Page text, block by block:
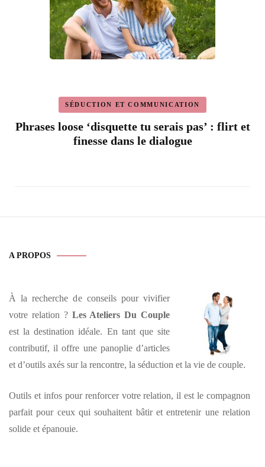
SÉDUCTION ET COMMUNICATION
Phrases loose ‘disquette tu serais pas’ : flirt et
finesse dans le dialogue
A PROPOS
À la recherche de conseils pour vivifier
votre relation ? Les Ateliers Du Couple
est la destination idéale. En tant que site
contributif, il offre une panoplie d’articles
et d’outils axés sur la rencontre, la séduction et la vie de couple.
Outils et infos pour renforcer votre relation, il est le compagnon
parfait pour ceux qui souhaitent bâtir et entretenir une relation
solide et épanouie.